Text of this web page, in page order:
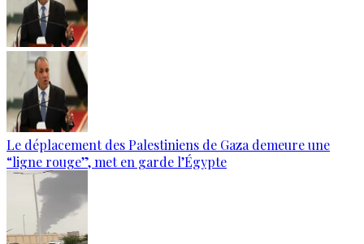
Le déplacement des Palestiniens de Gaza demeure une
“ligne rouge”, met en garde l’Égypte